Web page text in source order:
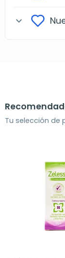
expand_more
Tu selección de